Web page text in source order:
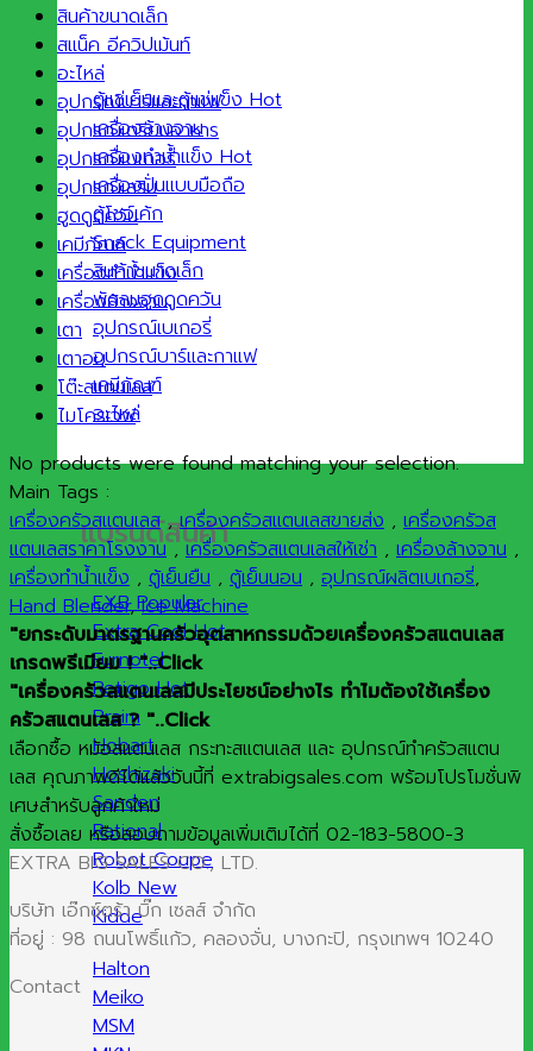
ตู้แช่เย็นและตู้แช่แข็ง
เครื่องล้างจาน
เครื่องทำน้ำแข็ง
เครื่องปั่นแบบมือถือ
ตู้โชว์เค้ก
Snack Equipment
สินค้าขนาดเล็ก
พัดลมฮูดดูดควัน
อุปกรณ์เบเกอรี่
อุปกรณ์บาร์และกาแฟ
เคมีภัณฑ์
อะไหล่
แบรนด์สินค้า
EXB
Extra Cool
Furnotel
Retigo
Praim
Hobart
Hoshizaki
Sanden
Rational
Robot Coupe
Kolb
Kidde
Halton
Meiko
MSM
สินค้าขนาดเล็ก
สแน็ค อีควิปเม้นท์
อะไหล่
อุปกรณ์บาร์และกาแฟ
อุปกรณ์เตรียมอาหาร
อุปกรณ์เบเกอรี่
อุปกรณ์เสริม
ฮูดดูดควัน
เคมีภัณฑ์
เครื่องทำน้ำแข็ง
เครื่องล้างจาน
เตา
เตาอบ
โต๊ะสแตนเลส
ไมโครเวฟ
No products were found matching your selection.
Main Tags :
เครื่องครัวสแตนเลส,เครื่องครัวสแตนเลสขายส่ง , เครื่องครัวส
แตนเลสราคาโรงงาน,เครื่องครัวสแตนเลสให้เช่า , เครื่องล้างจาน ,
เครื่องทำน้ำแข็ง , ตู้เย็นยืน , ตู้เย็นนอน , อุปกรณ์ผลิตเบเกอรี่,
Hand Blender,Ice Machine
"ยกระดับมาตรฐานครัวอุตสาหกรรมด้วยเครื่องครัวสแตนเลส
เกรดพรีเมียม ! "..Click
"เครื่องครัวสแตนเลสมีประโยชน์อย่างไร ทำไมต้องใช้เครื่อง
ครัวสแตนเลส ? "..Click
เลือกซื้อ หม้อสแตนเลส กระทะสแตนเลส และ อุปกรณ์ทำครัวสแตน
เลส คุณภาพดีได้แล้ววันนี้ที่ extrabigsales.com พร้อมโปรโมชั่นพิ
เศษสำหรับลูกค้าใหม่
สั่งซื้อเลย หรือสอบถามข้อมูลเพิ่มเติมได้ที่ 02-183-5800-3
EXTRA BIG SALES CO., LTD.
บริษัท เอ๊กซ์ตร้า บิ๊ก เซลส์ จำกัด
ที่อยู่ : 98 ถนนโพธิ์แก้ว, คลองจั่น, บางกะปิ, กรุงเทพฯ 10240
Contact